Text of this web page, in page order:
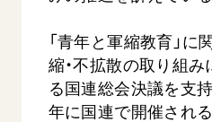
「青年と軍縮教育」に
縮・不拡散の取り組
る国連総会決議を支持
年に国連で開催される